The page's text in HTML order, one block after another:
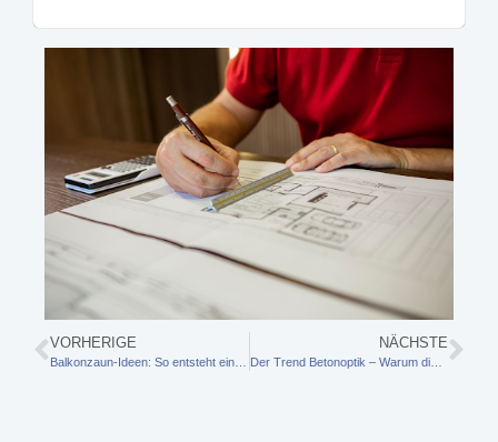
VORHERIGE NÄCHSTE
Der Trend Betonoptik – Warum diese Fliesen jedes Haus aufwerten